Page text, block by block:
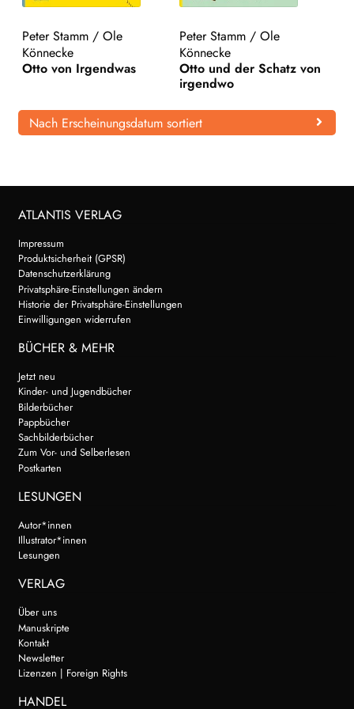
Peter Stamm /Ole
Könnecke
Otto von Irgendwas
Peter Stamm/ Ole
Könnecke
Otto und der Schatz von
irgendwo
Nach Erscheinungsdatum sortiert
ATLANTIS VERLAG
Impressum
Produktsicherheit (GPSR)
Datenschutzerklärung
Privatsphäre-Einstellungen ändern
Historie der Privatsphäre-Einstellungen
Einwilligungen widerrufen
BÜCHER & MEHR
Jetzt neu
Kinder- und Jugendbücher
Bilderbücher
Pappbücher
Sachbilderbücher
Zum Vor- und Selberlesen
Postkarten
LESUNGEN
Autor*innen
Illustrator*innen
Lesungen
VERLAG
Über uns
Manuskripte
Kontakt
Newsletter
Lizenzen | Foreign Rights
HANDEL